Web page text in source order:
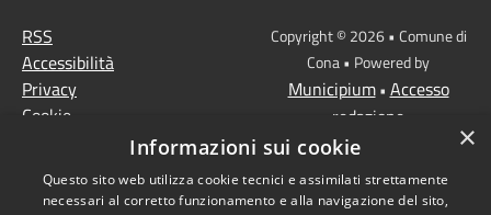
RSS
Accessibilità
Privacy
Cookie
MISSIONE 2 Rivoluzione
verde e transizione
Copyright © 2026 • Comune di
Cona • Powered by
Municipium• Accesso
redazione
×
Informazioni sui cookie
Questo sito web utilizza cookie tecnici e assimilati strettamente
necessari al corretto funzionamento e alla navigazione del sito,